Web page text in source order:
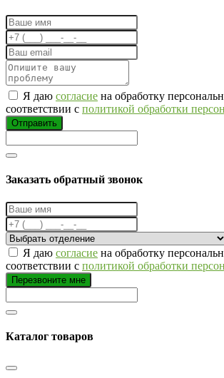
Я даю согласие на обработку
соответствии с политикой обработки
Отправить
Заказать обратный звонок
Я даю согласие на обработку
соответствии с политикой обработки
Перезвоните мне
Каталог товаров